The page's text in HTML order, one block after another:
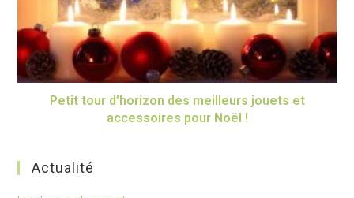
Petit tour d’horizon des meilleurs jouets et
accessoires pour Noël !
Actualité